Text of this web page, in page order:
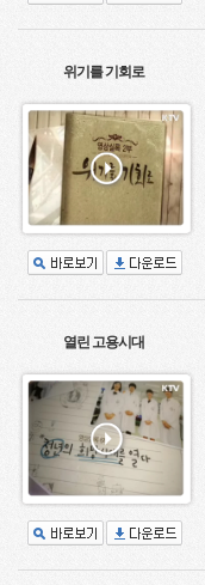
위기를 기회로
열린 고용시대